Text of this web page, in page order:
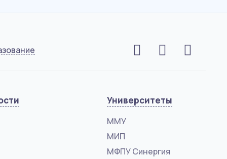
Университеты
ММУ
МИП
МФПУ Синергия